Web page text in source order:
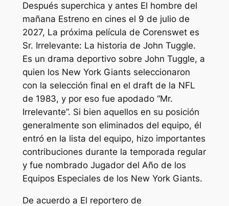
Después superchica y antes El hombre del
mañana Estreno en cines el 9 de julio de
2027, La próxima película de Corenswet es
Sr. Irrelevante: La historia de John Tuggle.
Es un drama deportivo sobre John Tuggle, a
quien los New York Giants seleccionaron
con la selección final en el draft de la NFL
de 1983, y por eso fue apodado “Mr.
Irrelevante”. Si bien aquellos en su posición
generalmente son eliminados del equipo, él
entró en la lista del equipo, hizo importantes
contribuciones durante la temporada regular
y fue nombrado Jugador del Año de los
Equipos Especiales de los New York Giants.
De acuerdo a El reportero de